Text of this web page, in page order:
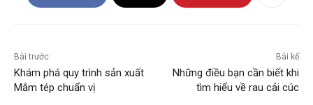
Bài trước
Khám phá quy trình sản xuất
Mắm tép chuẩn vị
Bài kế
Những điều bạn cần biết khi
tìm hiểu về rau cải cúc